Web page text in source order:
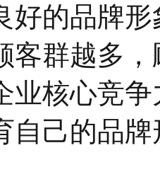
好的品牌
客群越多
业核心竞
自己的品